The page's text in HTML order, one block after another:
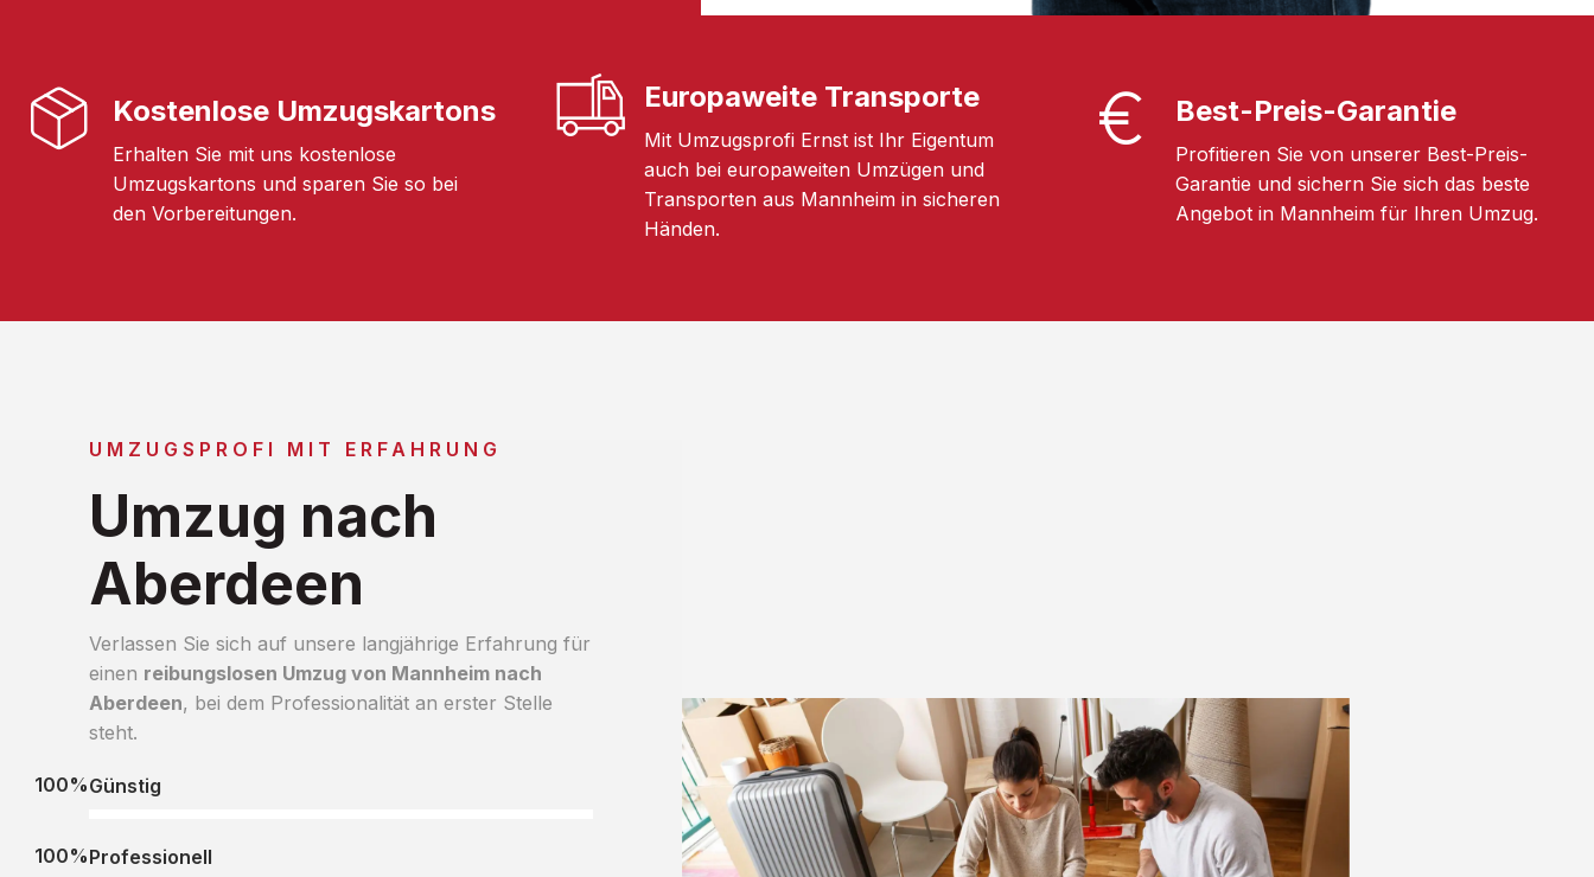
Kostenlose Umzugskartons
Erhalten Sie mit uns kostenlose
Umzugskartons und sparen Sie so bei
den Vorbereitungen.
Europaweite Transporte
Mit Umzugsprofi Ernst ist Ihr Eigentum
auch bei europaweiten Umzügen und
Transporten aus Mannheim in sicheren
Händen.
Best-Preis-Garantie
Profitieren Sie von unserer Best-Preis-
Garantie und sichern Sie sich das beste
Angebot in Mannheim für Ihren Umzug.
UMZUGSPROFI MIT ERFAHRUNG
Umzug nach
Aberdeen
Verlassen Sie sich auf unsere langjährige Erfahrung für
einen reibungslosen Umzug von Mannheim nach
Aberdeen, bei dem Professionalität an erster Stelle
steht.
Günstig
100%
Professionell
100%